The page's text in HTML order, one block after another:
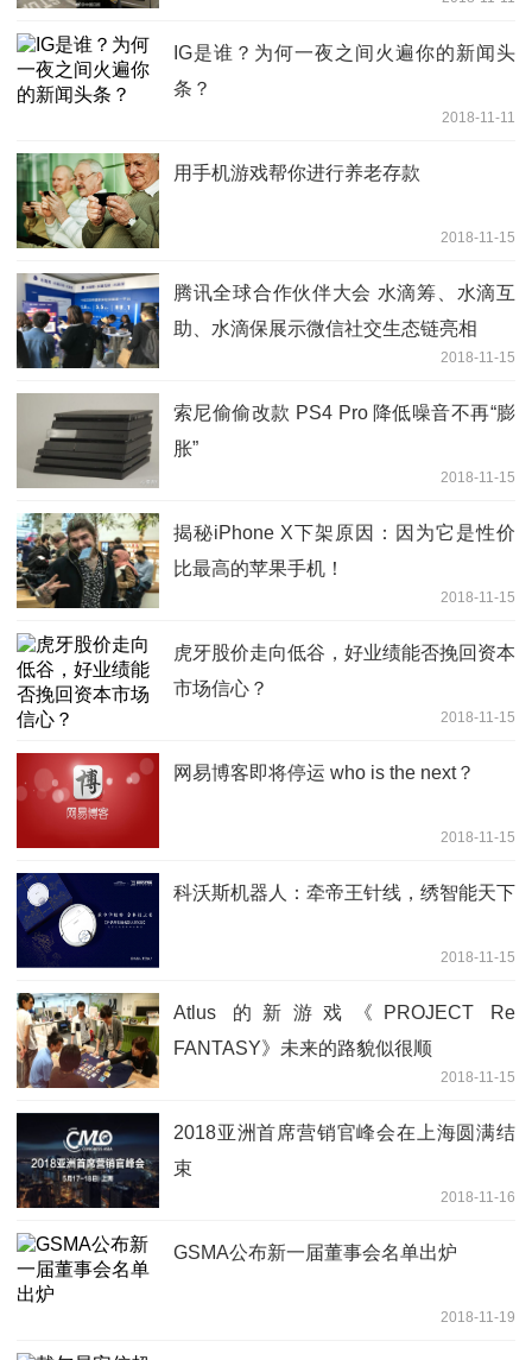
IG是谁？为何一夜之间火遍你的新闻头
条？
2018-11-11
用手机游戏帮你进行养老存款
2018-11-15
腾讯全球合作伙伴大会 水滴筹、水滴互
助、水滴保展示微信社交生态链亮相
2018-11-15
索尼偷偷改款 PS4 Pro 降低噪音不再“膨
胀”
2018-11-15
揭秘iPhone X下架原因：因为它是性价
比最高的苹果手机！
2018-11-15
虎牙股价走向低谷，好业绩能否挽回资本
市场信心？
2018-11-15
网易博客即将停运 who is the next？
2018-11-15
科沃斯机器人：牵帝王针线，绣智能天下
2018-11-15
Atlus 的新游戏《PROJECT Re
FANTASY》未来的路貌似很顺
2018-11-15
2018亚洲首席营销官峰会在上海圆满结
束
2018-11-16
GSMA公布新一届董事会名单出炉
2018-11-19